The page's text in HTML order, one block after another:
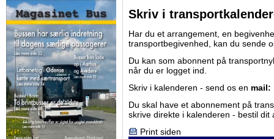
Skriv i
Har du et arrangement, en
transportbegivenhed, kan du sende
Du kan som abonnent på
når du er logget ind.
Skriv i kalenderen - send os en mail:
Du skal have et abonnement på
skrive direkte i kalenderen - bestil dit
Print siden